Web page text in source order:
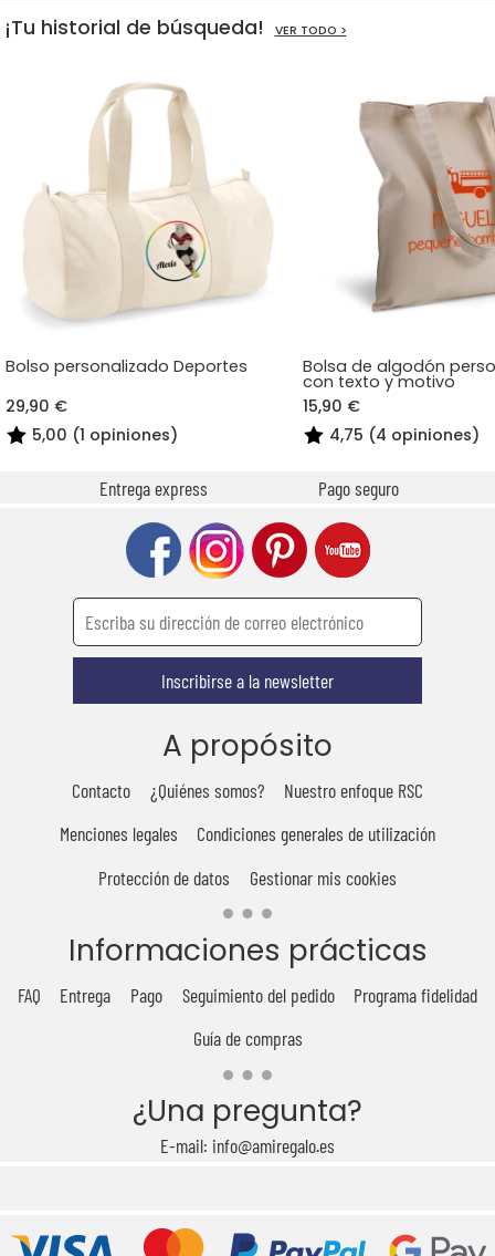
¡Tu historial de búsqueda! VER TODO >
Bolso personalizado Deportes
29,90 €
5,00 (1 opiniones)
Bolsa de algodón
con texto y motivo
15,90 €
4,75 (4 opiniones)
Entrega express Pago seguro
Inscribirse a la newsletter
A propósito
Contacto ¿Quiénes somos?
Nuestro enfoque RSC
Menciones legales
Condiciones generales de utilización
Protección de datos
Gestionar mis cookies
Informaciones prácticas
FAQ Entrega Pago Seguimiento del pedido
Programa fidelidad
Guía de compras
¿Una pregunta?
E-mail: info@amiregalo.es